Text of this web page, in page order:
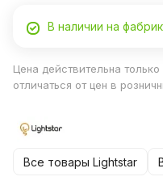
В наличии на
Цена действительна
отличаться от цен в
Все товары Lightstar